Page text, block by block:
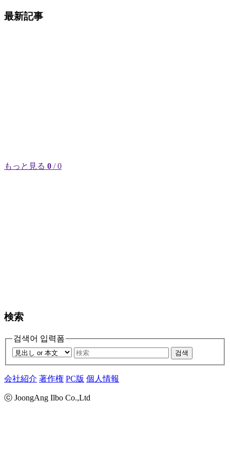
最新記事
もっと見る 0 / 0
検索
검색어 입력폼
검색
会社紹介 著作権 PC版 個人情報
ⓒ JoongAng Ilbo Co.,Ltd